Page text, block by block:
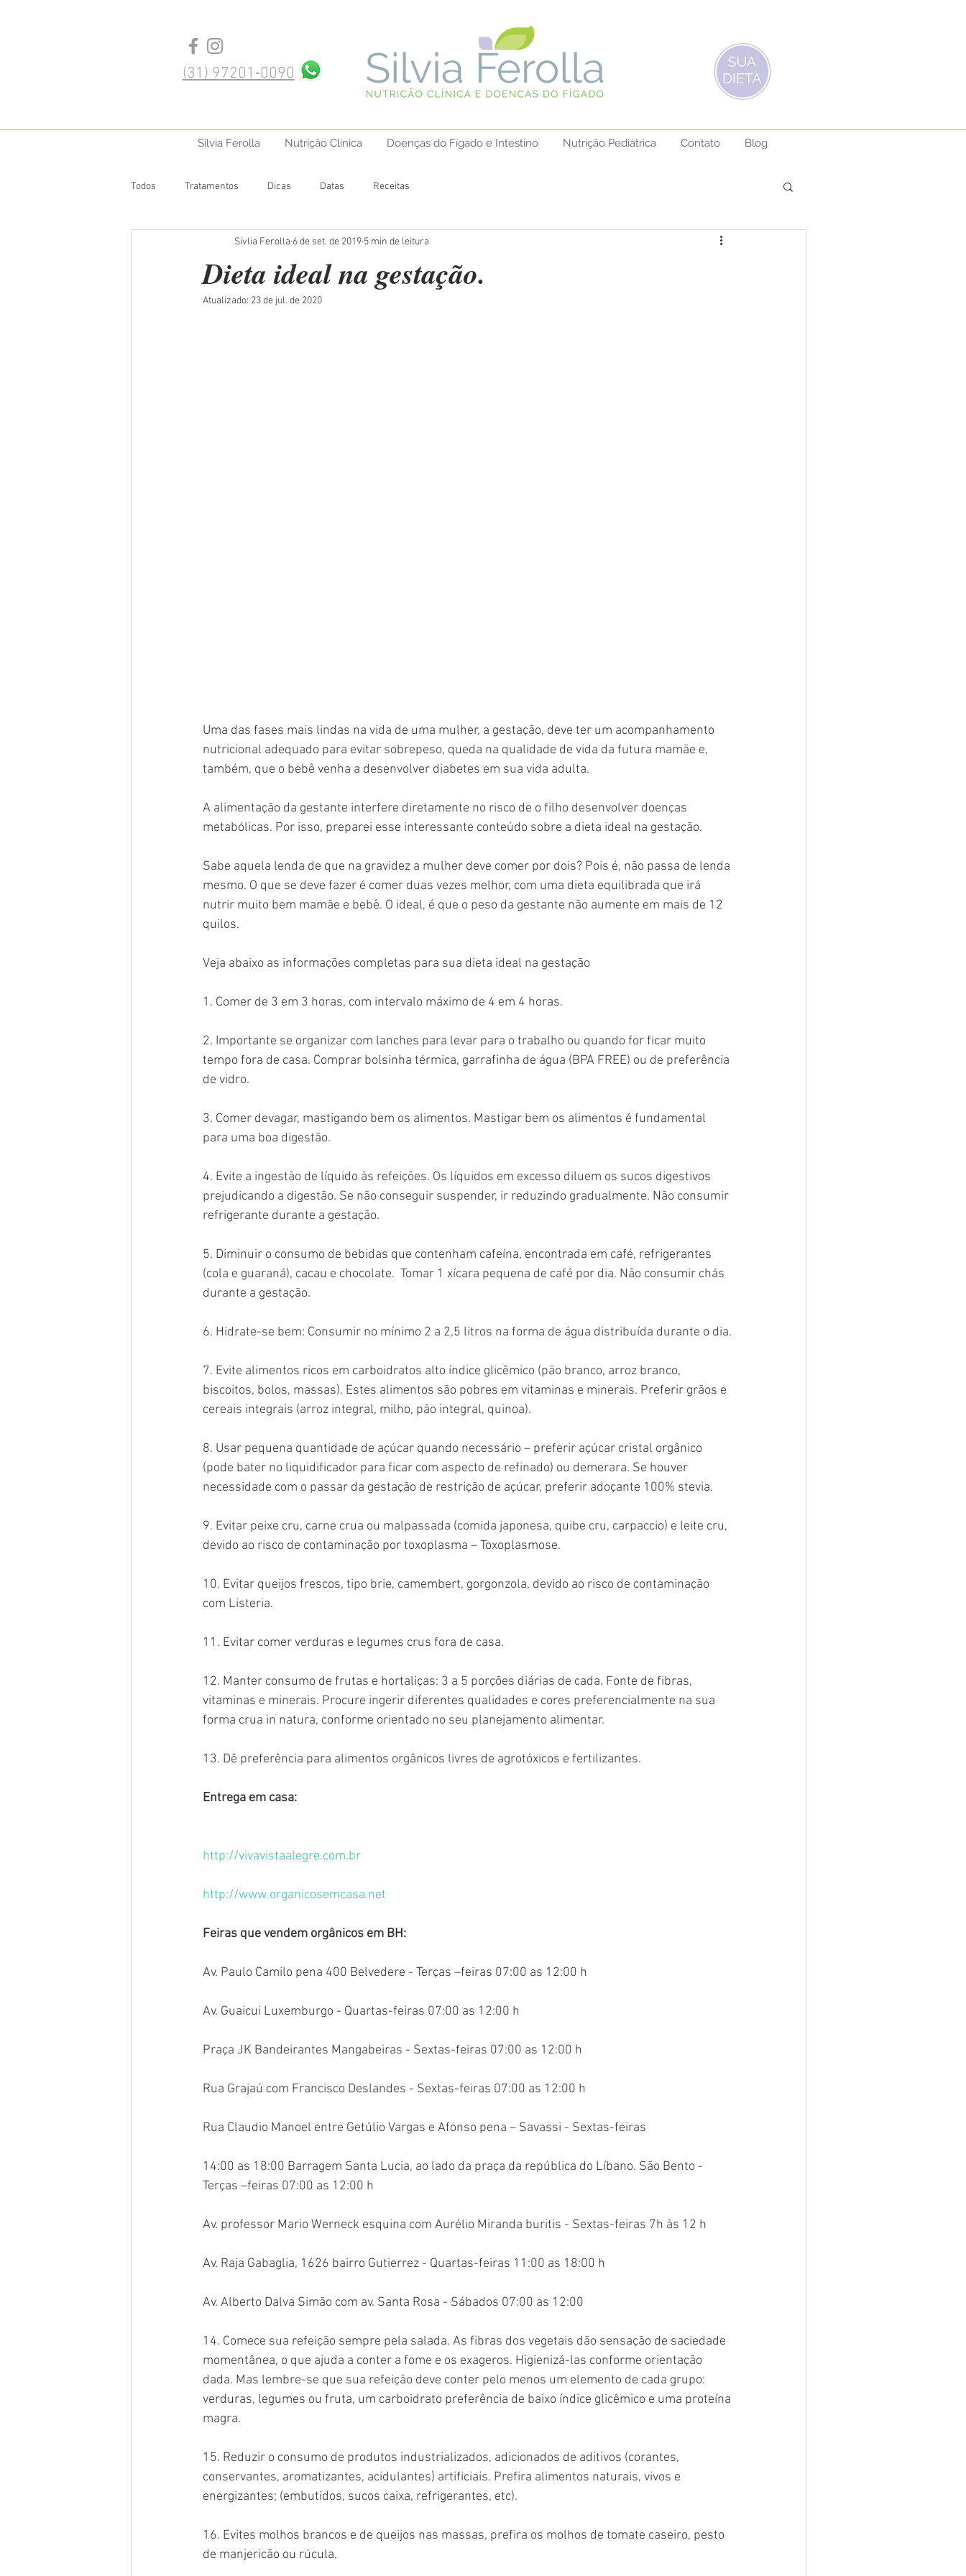
(‪31) 97201‑0090‬
Silvia Ferolla Nutrição Clínica Doenças do Fígado e Intestino Nutrição Pediátrica Contato Blog
Todos Tratamentos Dicas Datas Receitas
Dieta ideal na gestação.
Sivlia Ferolla 6 de set. de 2019 5 min de leitura
Atualizado: 23 de jul. de 2020
Uma das fases mais lindas na vida de uma mulher, a gestação, deve ter um acompanhamento
nutricional adequado para evitar sobrepeso, queda na qualidade de vida da futura mamãe e,
também, que o bebê venha a desenvolver diabetes em sua vida adulta.
A alimentação da gestante interfere diretamente no risco de o filho desenvolver doenças
metabólicas. Por isso, preparei esse interessante conteúdo sobre a dieta ideal na gestação.
Sabe aquela lenda de que na gravidez a mulher deve comer por dois? Pois é, não passa de lenda
mesmo. O que se deve fazer é comer duas vezes melhor, com uma dieta equilibrada que irá
nutrir muito bem mamãe e bebê. O ideal, é que o peso da gestante não aumente em mais de 12
quilos.
Veja abaixo as informações completas para sua dieta ideal na gestação
1. Comer de 3 em 3 horas, com intervalo máximo de 4 em 4 horas.
2. Importante se organizar com lanches para levar para o trabalho ou quando for ficar muito
tempo fora de casa. Comprar bolsinha térmica, garrafinha de água (BPA FREE) ou de preferência
de vidro.
3. Comer devagar, mastigando bem os alimentos. Mastigar bem os alimentos é fundamental
para uma boa digestão.
4. Evite a ingestão de líquido às refeições. Os líquidos em excesso diluem os sucos digestivos
prejudicando a digestão. Se não conseguir suspender, ir reduzindo gradualmente. Não consumir
refrigerante durante a gestação.
5. Diminuir o consumo de bebidas que contenham cafeína, encontrada em café, refrigerantes
(cola e guaraná), cacau e chocolate.  Tomar 1 xícara pequena de café por dia. Não consumir chás
durante a gestação.
6. Hidrate-se bem: Consumir no mínimo 2 a 2,5 litros na forma de água distribuída durante o dia.
7. Evite alimentos ricos em carboidratos alto índice glicêmico (pão branco, arroz branco,
biscoitos, bolos, massas). Estes alimentos são pobres em vitaminas e minerais. Preferir grãos e
cereais integrais (arroz integral, milho, pão integral, quinoa).
8. Usar pequena quantidade de açúcar quando necessário – preferir açúcar cristal orgânico
(pode bater no liquidificador para ficar com aspecto de refinado) ou demerara. Se houver
necessidade com o passar da gestação de restrição de açúcar, preferir adoçante 100% stevia.
9. Evitar peixe cru, carne crua ou malpassada (comida japonesa, quibe cru, carpaccio) e leite cru,
devido ao risco de contaminação por toxoplasma – Toxoplasmose.
10. Evitar queijos frescos, tipo brie, camembert, gorgonzola, devido ao risco de contaminação
com Listeria.
11. Evitar comer verduras e legumes crus fora de casa.
12. Manter consumo de frutas e hortaliças: 3 a 5 porções diárias de cada. Fonte de fibras,
vitaminas e minerais. Procure ingerir diferentes qualidades e cores preferencialmente na sua
forma crua in natura, conforme orientado no seu planejamento alimentar.
13. Dê preferência para alimentos orgânicos livres de agrotóxicos e fertilizantes.
Entrega em casa:
http://vivavistaalegre.com.br
http://www.organicosemcasa.net
Feiras que vendem orgânicos em BH:
Av. Paulo Camilo pena 400 Belvedere - Terças –feiras 07:00 as 12:00 h
Av. Guaicui Luxemburgo - Quartas-feiras 07:00 as 12:00 h
Praça JK Bandeirantes Mangabeiras - Sextas-feiras 07:00 as 12:00 h
Rua Grajaú com Francisco Deslandes - Sextas-feiras 07:00 as 12:00 h
Rua Claudio Manoel entre Getúlio Vargas e Afonso pena – Savassi - Sextas-feiras
14:00 as 18:00 Barragem Santa Lucia, ao lado da praça da república do Líbano. São Bento -
Terças –feiras 07:00 as 12:00 h
Av. professor Mario Werneck esquina com Aurélio Miranda buritis - Sextas-feiras 7h às 12 h
Av. Raja Gabaglia, 1626 bairro Gutierrez - Quartas-feiras 11:00 as 18:00 h
Av. Alberto Dalva Simão com av. Santa Rosa - Sábados 07:00 as 12:00
14. Comece sua refeição sempre pela salada. As fibras dos vegetais dão sensação de saciedade
momentânea, o que ajuda a conter a fome e os exageros. Higienizá-las conforme orientação
dada. Mas lembre-se que sua refeição deve conter pelo menos um elemento de cada grupo:
verduras, legumes ou fruta, um carboidrato preferência de baixo índice glicêmico e uma proteína
magra.
15. Reduzir o consumo de produtos industrializados, adicionados de aditivos (corantes,
conservantes, aromatizantes, acidulantes) artificiais. Prefira alimentos naturais, vivos e
energizantes; (embutidos, sucos caixa, refrigerantes, etc).
16. Evites molhos brancos e de queijos nas massas, prefira os molhos de tomate caseiro, pesto
de manjericão ou rúcula.